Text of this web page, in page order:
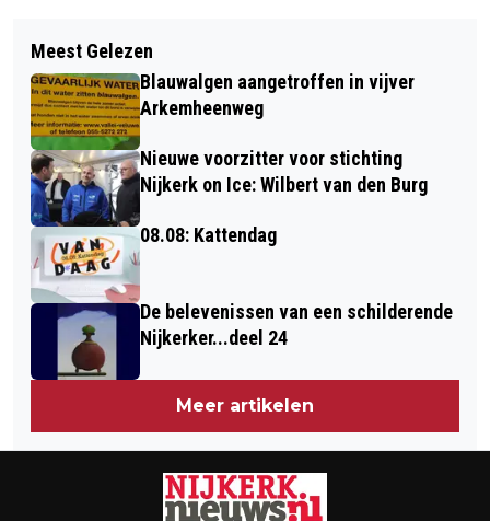
VOOR IEDER KIND EEN GRATIS
DIGITALE FEESTBOX VAN JOHNNY
GLITTER
2 DECEMBER: VOORRONDE ONK
POKER
Meest Gelezen
Blauwalgen aangetroffen in vijver
Arkemheenweg
Nieuwe voorzitter voor stichting
Nijkerk on Ice: Wilbert van den Burg
08.08: Kattendag
De belevenissen van een schilderende
Nijkerker...deel 24
Meer artikelen